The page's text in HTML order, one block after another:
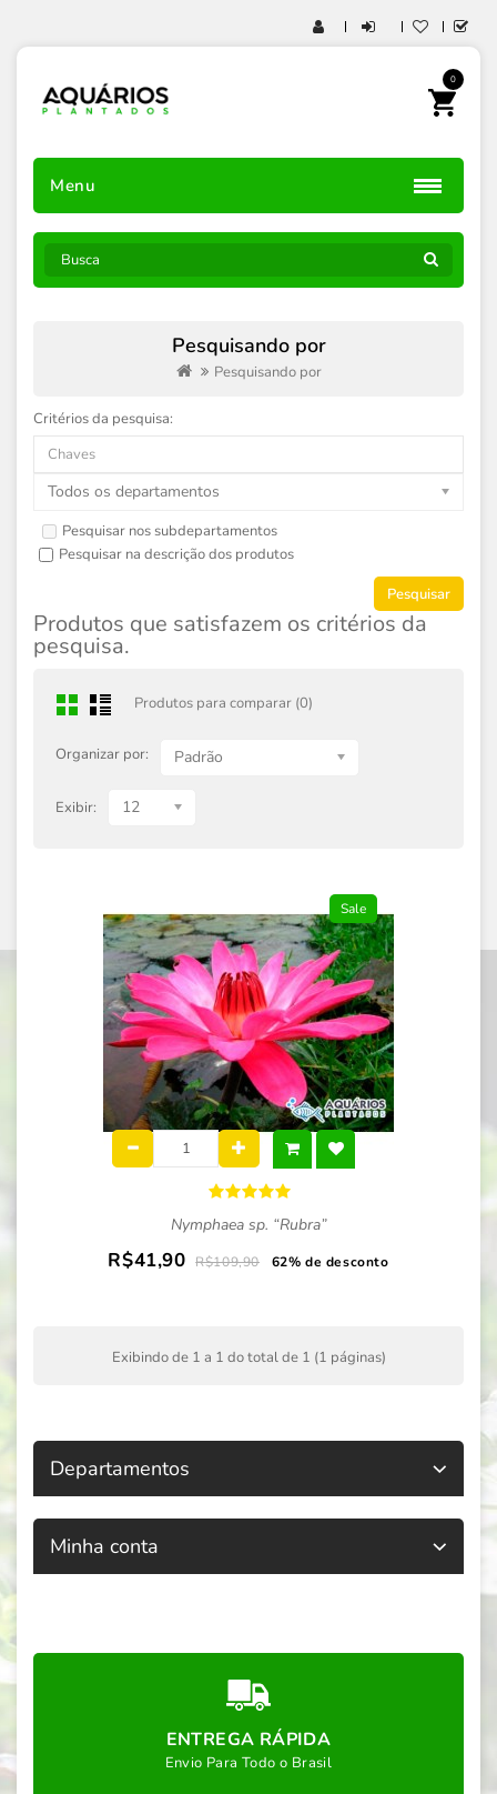
0
Menu
Pesquisando por
Pesquisando por
Critérios da pesquisa:
Todos os departamentos
Pesquisar nos subdepartamentos
Pesquisar na descrição dos produtos
Produtos que satisfazem os critérios da
pesquisa.
Produtos para comparar (0)
Organizar por: Padrão
Exibir: 12
Sale
Nymphaea sp. “Rubra”
R$41,90 R$109,90 62% de desconto
Exibindo de 1 a 1 do total de 1 (1 páginas)
Departamentos
Minha conta
ENTREGA RÁPIDA
Envio Para Todo o Brasil